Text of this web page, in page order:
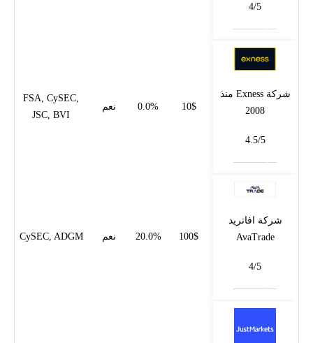
4/5
شركة Exness منذ
2008
4.5/5
10$
0.0% نعم
FSA, CySEC,
JSC, BVI
شركة افاتريد
AvaTrade
4/5
100$
20.0% نعم CySEC, ADGM